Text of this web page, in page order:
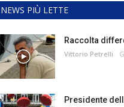
NEWS PIÙ LETTE
Raccolta
Vittorio Petrelli
Presidente